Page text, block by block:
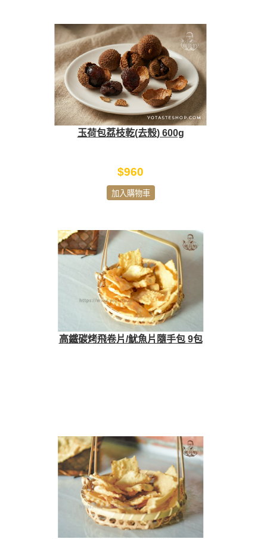
玉荷包荔枝乾(去殼) 600g
$960
加入購物車
高鐵碳烤飛卷片/魷魚片隨手包 9包